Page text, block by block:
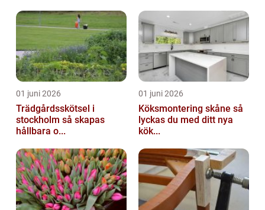
01 juni 2026
Trädgårdsskötsel i
stockholm så skapas
hållbara o...
01 juni 2026
Köksmontering skåne så
lyckas du med ditt nya
kök...